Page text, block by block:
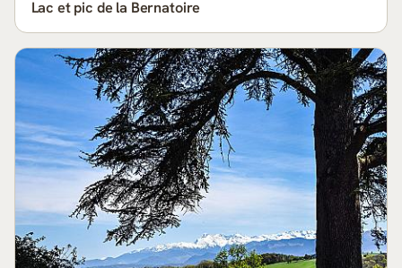
Lac et pic de la Bernatoire